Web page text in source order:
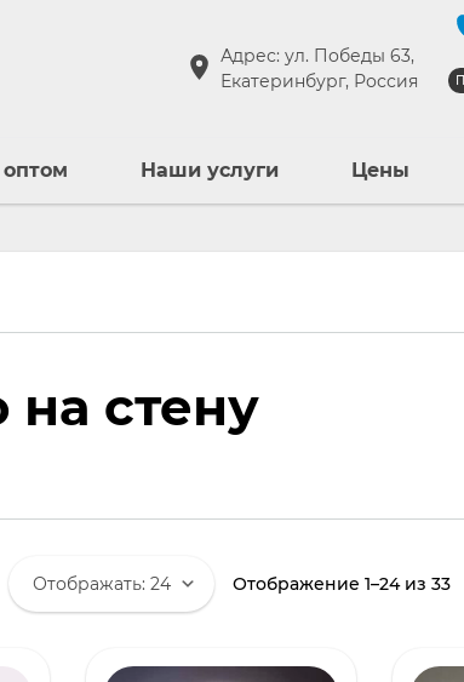
Адрес: ул. Победы 63,
Екатеринбург, Россия
Наши услуги Цены
на стену
Отображение 1–24 из 33